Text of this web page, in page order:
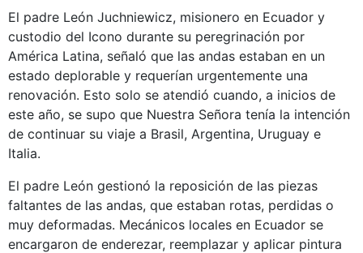
El padre León Juchniewicz, misionero en Ecuador y
custodio del Icono durante su peregrinación por
América Latina, señaló que las andas estaban en un
estado deplorable y requerían urgentemente una
renovación. Esto solo se atendió cuando, a inicios de
este año, se supo que Nuestra Señora tenía la intención
de continuar su viaje a Brasil, Argentina, Uruguay e
Italia.
El padre León gestionó la reposición de las piezas
faltantes de las andas, que estaban rotas, perdidas o
muy deformadas. Mecánicos locales en Ecuador se
encargaron de enderezar, reemplazar y aplicar pintura